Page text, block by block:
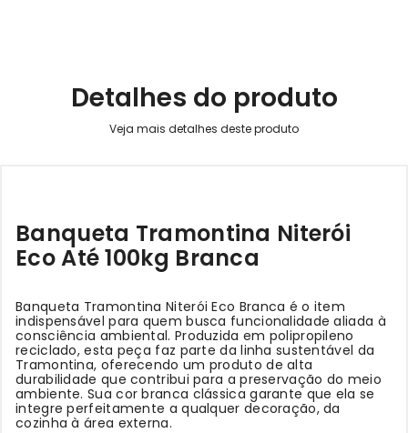
Detalhes do produto
Banqueta Tramontina Niterói
Eco Até 100kg Branca
Banqueta Tramontina Niterói Eco Branca é o item
indispensável para quem busca funcionalidade aliada à
consciência ambiental. Produzida em polipropileno
reciclado, esta peça faz parte da linha sustentável da
Tramontina, oferecendo um produto de alta
durabilidade que contribui para a preservação do meio
ambiente. Sua cor branca clássica garante que ela se
integre perfeitamente a qualquer decoração, da
cozinha à área externa.